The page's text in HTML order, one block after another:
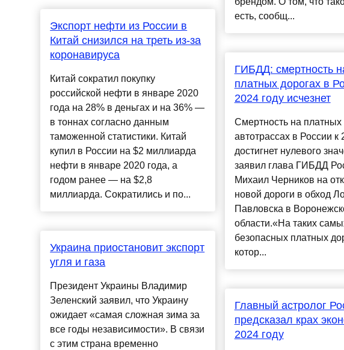
Экспорт нефти из России в
Китай снизился на треть из-за
коронавируса
Китай сократил покупку
российской нефти в январе 2020
года на 28% в деньгах и на 36% —
в тоннах согласно данным
таможенной статистики. Китай
купил в России на $2 миллиарда
нефти в январе 2020 года, а
годом ранее — на $2,8
миллиарда. Сократились и по...
Украина приостановит экспорт
угля и газа
Президент Украины Владимир
Зеленский заявил, что Украину
ожидает «самая сложная зима за
все годы независимости». В связи
с этим страна временно
есть, сообщ...
ГИБДД: смертность
платных дорогах в
2024 году исчезнет
Смертность на платных
автотрассах в России к
достигнет нулевого
заявил глава ГИБДД
Михаил Черников на
новой дороги в обход
Павловска в
области.«На таких
безопасных платных
котор...
Главный астролог
предсказал крах
2024 году